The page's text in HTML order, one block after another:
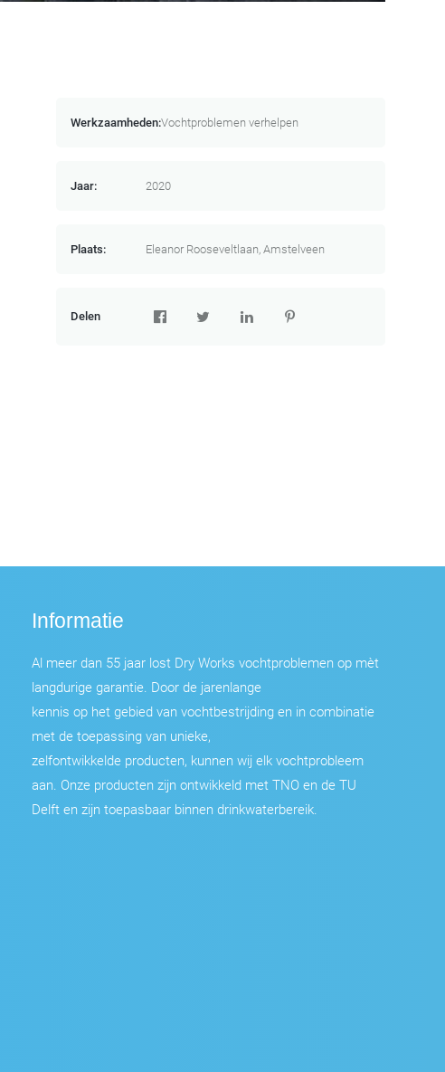
Werkzaamheden:Vochtproblemen verhelpen
Jaar: 2020
Plaats: Eleanor Rooseveltlaan, Amstelveen
Delen
Informatie
Al meer dan 55 jaar lost Dry Works vochtproblemen op mèt
langdurige garantie. Door de jarenlange
kennis op het gebied van vochtbestrijding en in combinatie
met de toepassing van unieke,
zelfontwikkelde producten, kunnen wij elk vochtprobleem
aan. Onze producten zijn ontwikkeld met TNO en de TU
Delft en zijn toepasbaar binnen drinkwaterbereik.